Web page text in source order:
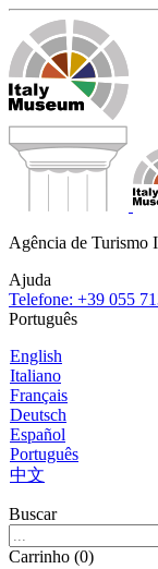
Agência de Turismo
Ajuda
Telefone: +39 055
Português
English
Italiano
Français
Deutsch
Español
Português
中文
Buscar
Carrinho (0)